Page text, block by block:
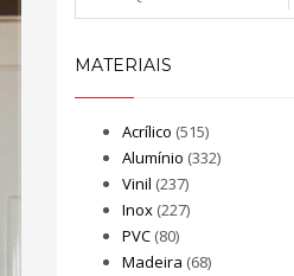
MATERIAIS
Acrílico (515)
Alumínio (332)
Vinil (237)
Inox(227)
PVC(80)
Madeira (68)